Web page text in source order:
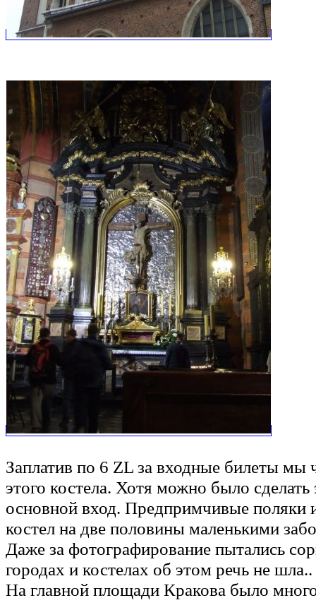
Заплатив по 6 ZL за входные билеты мы
этого костела. Хотя можно было сделать
основной вход. Предпримчивые поляки
костел на две половины маленькими
Даже за фотографирование пытались
городах и костелах об этом речь не
На главной площади Кракова было